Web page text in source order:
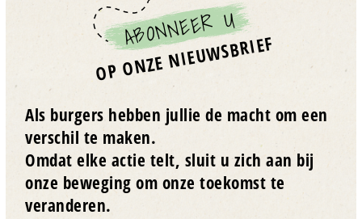
ABONNEER U
OP ONZE NIEUWSBRIEF
Als burgers hebben jullie de macht om een
verschil te maken.
Omdat elke actie telt, sluit u zich aan bij
onze beweging om onze toekomst te
veranderen.